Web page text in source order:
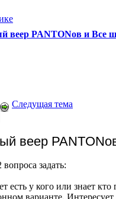
веер PANTONов и Все
Следущая тема
веер
задать:
есть у кого или знает кто
варианте.